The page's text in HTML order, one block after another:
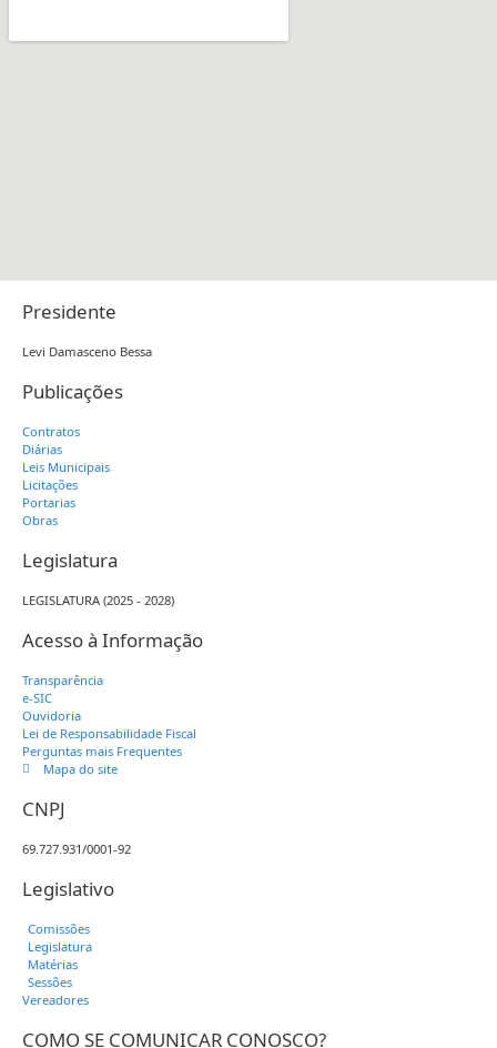
Presidente
Levi Damasceno Bessa
Publicações
Contratos
Diárias
Leis Municipais
Licitações
Portarias
Obras
Legislatura
LEGISLATURA (2025 - 2028)
Acesso à Informação
Transparência
e-SIC
Ouvidoria
Lei de Responsabilidade Fiscal
Perguntas mais Frequentes
Mapa do site
CNPJ
69.727.931/0001-92
Legislativo
Comissões
Legislatura
Matérias
Sessões
Vereadores
COMO SE COMUNICAR CONOSCO?